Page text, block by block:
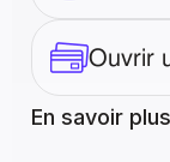
Ouvrir
En savoir plus